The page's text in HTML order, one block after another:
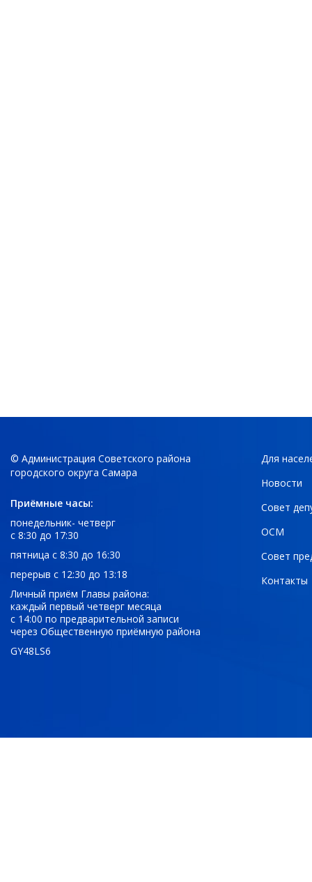
© Администрация Советского района
городского округа Самара
Приёмные часы:
понедельник- четверг
с 8:30 до 17:30
пятница с 8:30 до 16:30
перерыв с 12:30 до 13:18
Личный приём Главы района:
каждый первый четверг месяца
с 14:00 по предварительной записи
через Общественную приёмную района
GY48LS6
Для
Новости
Совет
ОСМ
Совет
Контакты